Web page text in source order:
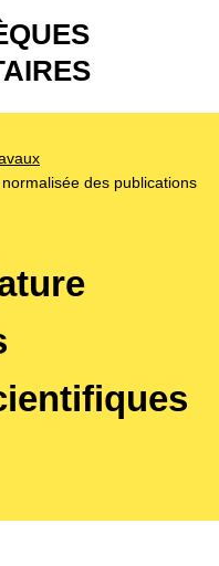
des publications